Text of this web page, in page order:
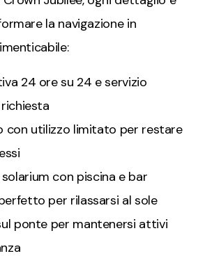
la navigazione in
24 ore su 24 e servizio
con utilizzo limitato per restare
con piscina e bar
per rilassarsi al sole
ponte per mantenersi attivi